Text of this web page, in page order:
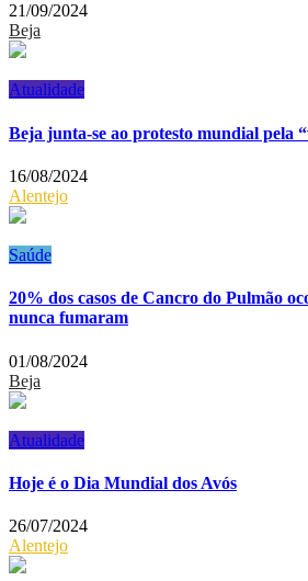
21/09/2024
Beja
Atualidade
Beja junta-se ao protesto mundial pela
16/08/2024
Alentejo
Saúde
20% dos casos de Cancro do Pulmão
nunca fumaram
01/08/2024
Beja
Atualidade
Hoje é o Dia Mundial dos Avós
26/07/2024
Alentejo